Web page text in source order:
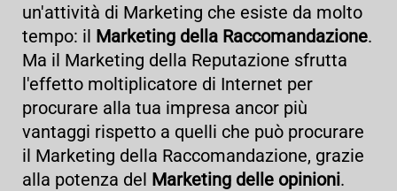
un'attività di Marketing che esiste da molto
tempo: il Marketing della Raccomandazione.
Ma il Marketing della Reputazione sfrutta
l'effetto moltiplicatore di Internet per
procurare alla tua impresa ancor più
vantaggi rispetto a quelli che può procurare
il Marketing della Raccomandazione, grazie
alla potenza del Marketing delle opinioni.